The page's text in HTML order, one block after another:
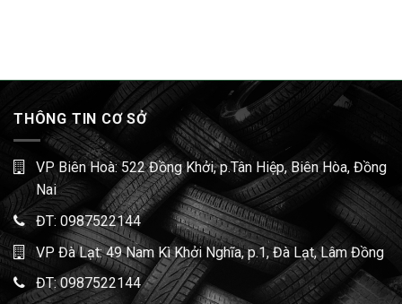
THÔNG TIN CƠ SỞ
VP Biên Hoà: 522 Đồng Khởi, p.Tân Hiệp, Biên Hòa, Đồng
Nai
ĐT: 0987522144
VP Đà Lạt: 49 Nam Kì Khởi Nghĩa, p.1, Đà Lạt, Lâm Đồng
ĐT:0987522144